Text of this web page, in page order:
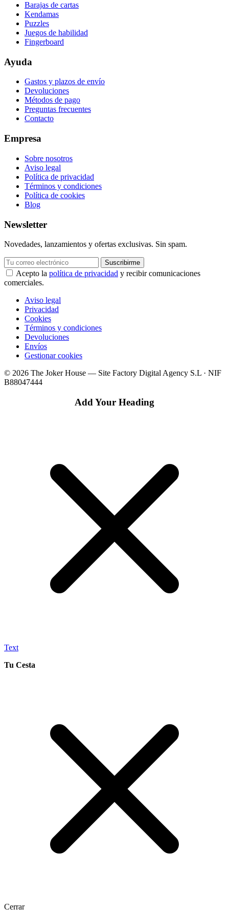
Barajas de cartas
Kendamas
Puzzles
Juegos de habilidad
Fingerboard
Ayuda
Gastos y plazos de envío
Devoluciones
Métodos de pago
Preguntas frecuentes
Contacto
Empresa
Sobre nosotros
Aviso legal
Política de privacidad
Términos y condiciones
Política de cookies
Blog
Newsletter
Novedades, lanzamientos y ofertas exclusivas. Sin spam.
Suscribirme
Acepto la política de privacidad y recibir comunicaciones
comerciales.
Aviso legal
Privacidad
Cookies
Términos y condiciones
Devoluciones
Envíos
Gestionar cookies
© 2026 The Joker House — Site Factory Digital Agency S.L · NIF
B88047444
Add Your Heading
Text
Tu Cesta
Cerrar